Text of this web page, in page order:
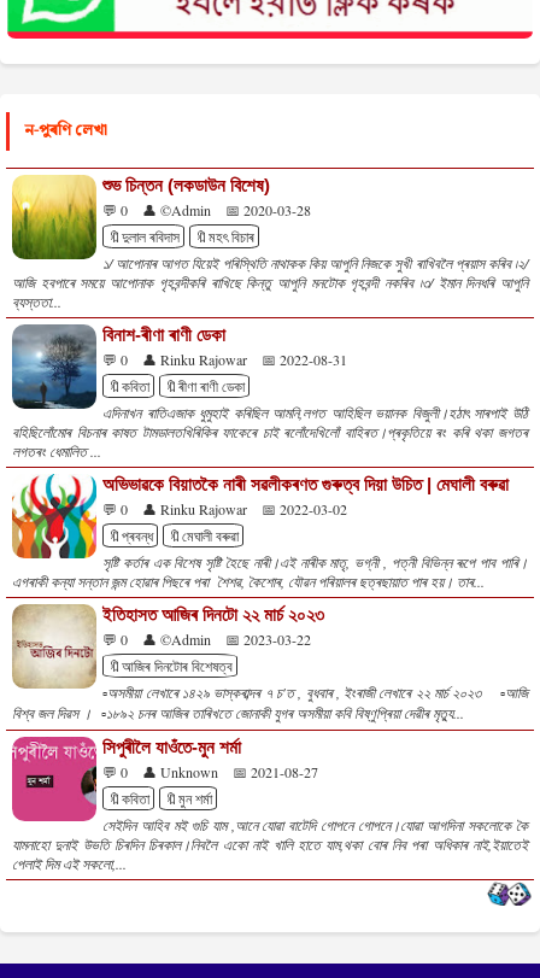
ন-পুৰণি লেখা
শুভ চিন্তন (লকডাউন বিশেষ)
💬 0 👤 ©Admin
📅 2020-03-28
🔖দুলাল ৰবিদাস
🔖মহৎ বিচাৰ
১/ আপোনাৰ আগত যিয়েই পৰিস্থিতি নাথাকক কিয় আপুনি নিজকে সুখী ৰাখিবলৈ প্ৰয়াস কৰিব ৷২/
আজি হবপাৰে সময়ে আপোনাক গৃহবন্দীকৰি ৰাখিছে কিন্তু আপুনি মনটোক গৃহবন্দী নকৰিব ৷৩/ ইমান দিনধৰি আপুনি
ব্যস্ততা...
বিনাশ-ৰীণা ৰাণী ডেকা
💬 0 👤 Rinku Rajowar
📅 2022-08-31
🔖কবিতা
🔖ৰীণা ৰাণী ডেকা
এদিনাখন ৰাতিএজাক ধুমুহাই কৰিছিল আমনি,লগত আহিছিল ভয়ানক বিজুলী।হঠাৎ সাৰপাই উঠি
বহিছিলোঁমোৰ বিচনাৰ কাষত টামডালতখিৰিকিৰ ফাকেৰে চাই ৰলোঁদেখিলোঁ বাহিৰত।প্ৰকৃতিয়ে ৰং কৰি থকা জগতৰ
লগতৰং ধেমালিত ...
অভিভাৱকে বিয়াতকৈ নাৰী সৱলীকৰণত গুৰুত্ব দিয়া উচিত | মেঘালী বৰুৱা
💬 0 👤 Rinku Rajowar
📅 2022-03-02
🔖প্ৰবন্ধ
🔖মেঘালী বৰুৱা
সৃষ্টি কৰ্তাৰ এক বিশেষ সৃষ্টি হৈছে নাৰী।এই নাৰীক মাতৃ, ভগ্নী , পত্নী বিভিন্ন ৰূপে পাব পাৰি।
এগৰাকী কন্যা সন্তান জন্ম হোৱাৰ পিছৰে পৰা শৈশৱ, কৈশোৰ, যৌৱন পৰিয়ালৰ ছত্ৰছায়াত পাৰ হয়। তাৰ...
ইতিহাসত আজিৰ দিনটো ২২ মাৰ্চ ২০২৩
💬 0 👤 ©Admin
📅 2023-03-22
🔖আজিৰ দিনটোৰ বিশেষত্ব
▫️অসমীয়া লেখাৰে ১৪২৯ ভাস্কৰাব্দৰ ৭ চ'ত , বুধবাৰ , ইংৰাজী লেখাৰে ২২ মাৰ্চ ২০২৩ ▫️আজি
বিশ্ব জল দিৱস । ▫️১৮৯২ চনৰ আজিৰ তাৰিখতে জোনাকী যুগৰ অসমীয়া কবি বিষ্ণুপ্ৰিয়া দেৱীৰ মৃত্যু...
সিপুৰীলৈ যাওঁতে-মুন শৰ্মা
💬 0 👤 Unknown
📅 2021-08-27
🔖কবিতা
🔖মুন শৰ্মা
সেইদিন আহিব মই গুচি যাম ,আনে যোৱা বাটেদি গোপনে গোপনে।যোৱা আগদিনা সকলোকে কৈ
যামনাহো দুনাই উভতি চিৰদিন চিৰকাল।নিবলৈ একো নাই খালি হাতে যাম,থকা বোৰ নিব পৰা অধিকাৰ নাই,ইয়াতেই
পেলাই দিম এই সকলো,...